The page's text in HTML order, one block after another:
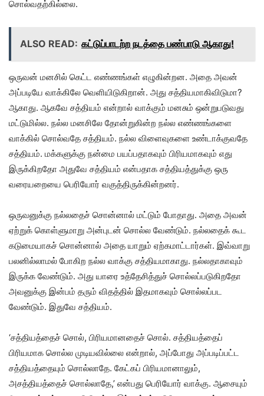
சொல்வதற்கில்லை.
ALSO READ: கட்டுப்பாடற்ற நடத்தை பண்பாடு ஆகாது!
ஒருவன் மனசில் கெட்ட எண்ணங்கள் எழுகின்றன. அதை அவன்
அப்படியே வாக்கிலே வெளியிடுகிறான். அது சத்தியமாகிவிடுமா?
ஆகாது. ஆகவே சத்தியம் என்றால் வாக்கும் மனசும் ஒன்றுபடுவது
மட்டுமில்ல. நல்ல மனசிலே தோன்றுகின்ற நல்ல எண்ணங்களை
வாக்கில் சொல்வதே சத்தியம். நல்ல விளைவுகளை உண்டாக்குவதே
சத்தியம். மக்களுக்கு நன்மை பயப்பதாகவும் பிரியமாகவும் எது
இருக்கிறதோ அதுவே சத்தியம் என்பதாக சத்தியத்துக்கு ஒரு
வரையறையை பெரியோர் வகுத்திருக்கின்றனர்.
ஒருவனுக்கு நல்லதைச் சொன்னால் மட்டும் போதாது. அதை அவன்
ஏற்றுக் கொள்ளுமாறு அன்புடன் சொல்ல வேண்டும். நல்லதைக் கூட
கடுமையாகச் சொன்னால் அதை யாறும் ஏற்கமாட்டார்கள். இவ்வாறு
பலனில்லாமல் போகிற நல்ல வாக்கு சத்தியமாகாது. நல்லதாகாவும்
இருக்க வேண்டும். அது யாரை உத்தேசித்துச் சொல்லப்படுகிறதோ
அவனுக்கு இன்பம் தரும் விதத்தில் இதமாகவும் சொல்லப்பட
வேண்டும். இதுவே சத்தியம்.
‘சத்தியத்தைச் சொல், பிரியமானதைச் சொல். சத்தியத்தைப்
பிரியமாக சொல்ல முடியவில்லை என்றால், அப்போது அப்படிப்பட்ட
சத்தியத்தையும் சொல்லாதே. கேட்கப் பிரியமானாலும்,
அசத்தியத்தைச் சொல்லாதே,’ என்பது பெரியோர் வாக்கு. ஆசையும்